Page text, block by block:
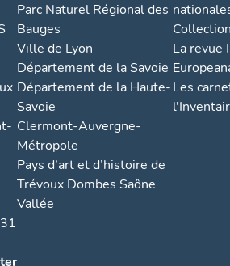
Parc Naturel Régional des
Bauges
Ville de Lyon
Département de la Savoie
Département de la Haute-
Savoie
Clermont-Auvergne-
Métropole
Pays d’art et d’histoire de
Trévoux Dombes Saône
Vallée
La revue
Les